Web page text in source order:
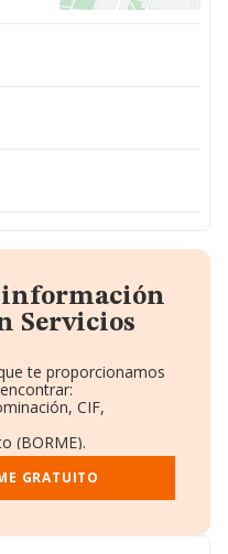
información
Servicios
te proporcionamos
CIF,
(BORME).
y Empleados.
Administradores.
GRATUITO